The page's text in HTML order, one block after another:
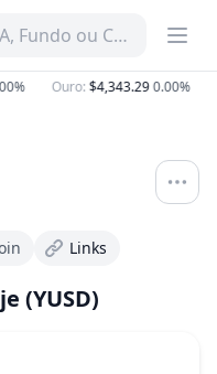
Fundo ou Categoria
Ouro:$4,343.290.00%
Links
(YUSD)